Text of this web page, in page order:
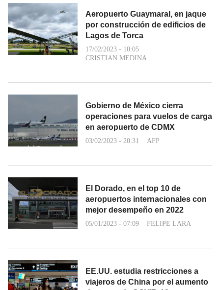
Aeropuerto Guaymaral, en jaque
por construcción de edificios de
Lagos de Torca
17/02/2023 - 10:05
CRISTIAN MEDINA
Gobierno de México cierra
operaciones para vuelos de carga
en aeropuerto de CDMX
03/02/2023 - 20:31 AFP
El Dorado, en el top 10 de
aeropuertos internacionales con
mejor desempeño en 2022
05/01/2023 - 07:09 FELIPE LARA
EE.UU. estudia restricciones a
viajeros de China por el aumento